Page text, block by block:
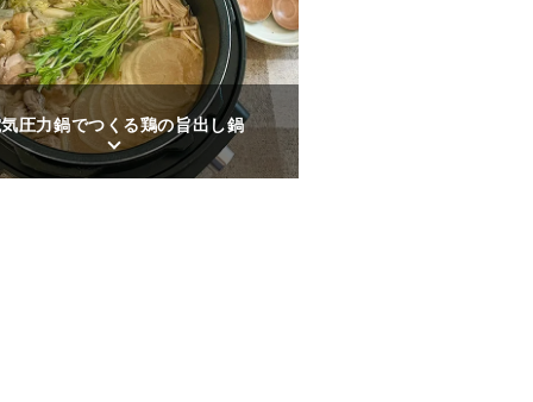
圧力鍋でつくる鶏の旨出し鍋